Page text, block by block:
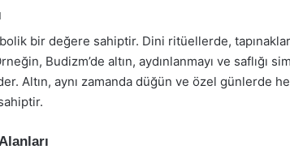
bir değere sahiptir. Dini ritüellerde,
Budizm’de altın, aydınlanmayı ve saflığı
Altın, aynı zamanda düğün ve özel günlerde